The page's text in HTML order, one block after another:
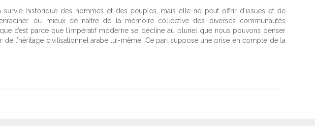
survie historique des hommes et des peuples, mais elle ne peut offrir d’issues et de
ou mieux de naître de la mémoire collective des diverses communautés
c’est parce que l’impératif moderne se décline au pluriel que nous pouvons penser
de l’héritage civilisationnel arabe lui-même. Ce pari suppose une prise en compte de la